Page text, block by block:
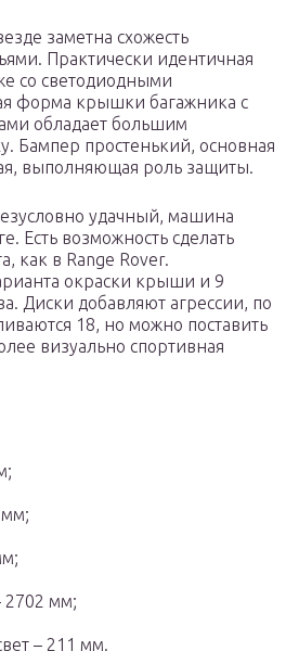
заметна схожесть
Практически идентичная
со светодиодными
форма крышки багажника с
обладает большим
Бампер простенький, основная
выполняющая роль защиты.
удачный, машина
Есть возможность сделать
как в Range Rover.
окраски крыши и 9
Диски добавляют агрессии, по
18, но можно поставить
визуально спортивная
2702 мм;
– 211 мм.